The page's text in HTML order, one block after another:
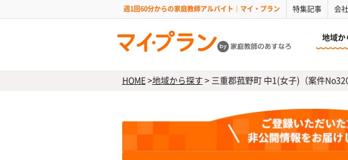
週1回60分からの家庭教師アルバイト｜マイ・プラン 特集記事 会
地域か
HOME>地域から探す >三重郡菰野町 中1(女子)（案件